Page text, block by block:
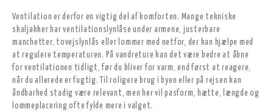
Ventilation er derfor en vigtig del af komforten. Mange tekniske
skaljakker har ventilationslynlåse under armene, justerbare
manchetter, tovejslynlås eller lommer med netfor, der kan hjælpe med
at regulere temperaturen. På vandreture kan det være bedre at åbne
for ventilationen tidligt, før du bliver for varm, end først at reagere,
når du allerede er fugtig. Til roligere brug i byen eller på rejsen kan
åndbarhed stadig være relevant, men her vil pasform, hætte, længde og
lommeplacering ofte fylde mere i valget.